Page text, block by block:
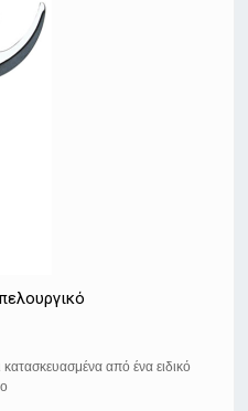
από ένα ειδικό